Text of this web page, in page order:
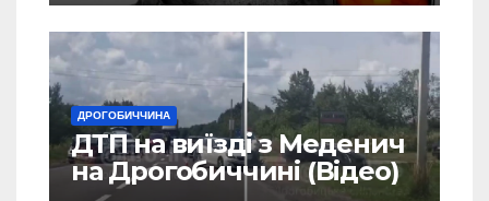
ДРОГОБИЧЧИНА
ДТП на виїзді з Меденич
на Дрогобиччині (Відео)